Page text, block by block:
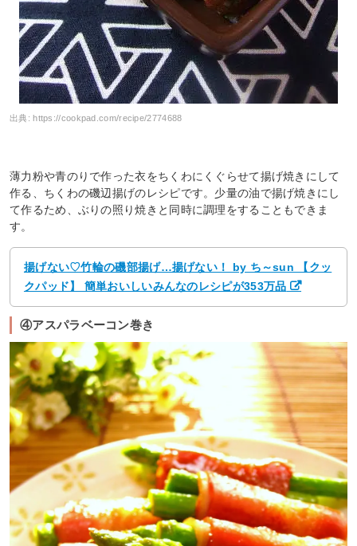
出典:https://cookpad.com/recipe/2774688
薄力粉や青のりで作った衣をちくわにくぐらせて揚げ焼きにして
作る、ちくわの磯辺揚げのレシピです。少量の油で揚げ焼きにし
て作るため、ぶりの照り焼きと同時に調理をすることもできま
す。
揚げない♡竹輪の磯部揚げ…揚げない！ by ち～sun 【クッ
クパッド】 簡単おいしいみんなのレシピが353万品
④アスパラベーコン巻き